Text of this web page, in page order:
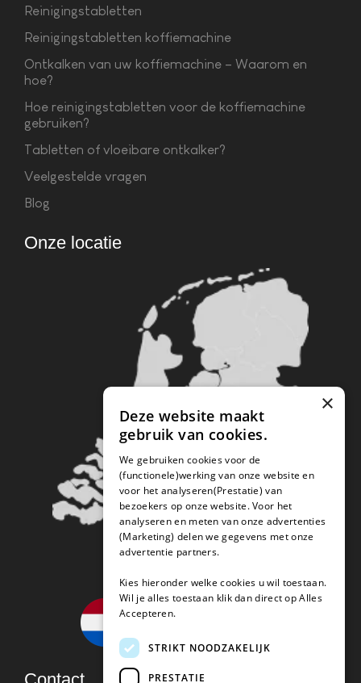
Reinigingstabletten
Reinigingstabletten koffiemachine
Ontkalken van uw koffiemachine – Waarom en
hoe?
Hoe reinigingstabletten voor de koffiemachine
gebruiken?
Tabletten of vloeibare ontkalker?
Veelgestelde vragen
Blog
Onze locatie
×
Deze website maakt
gebruik van cookies.
We gebruiken cookies voor de
(functionele)werking van onze website en
voor het analyseren(Prestatie) van
bezoekers op onze website. Voor het
analyseren en meten van onze advertenties
(Marketing) delen we gegevens met onze
advertentie partners.
Kies hieronder welke cookies u wil toestaan.
Wil je alles toestaan klik dan direct op Alles
Accepteren.
STRIKT NOODZAKELIJK
PRESTATIE